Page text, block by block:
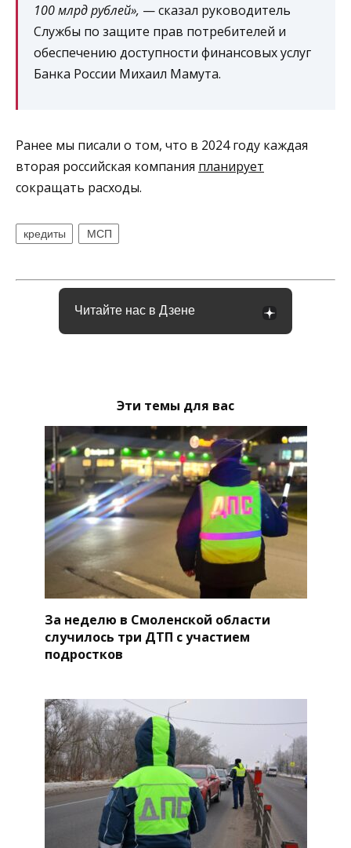
100 млрд рублей», — сказал руководитель
Службы по защите прав потребителей и
обеспечению доступности финансовых услуг
Банка России Михаил Мамута.
Ранее мы писали о том, что в 2024 году каждая
вторая российская компания планирует
сокращать расходы.
кредиты МСП
Читайте нас в Дзене
Эти темы для вас
За неделю в Смоленской области
случилось три ДТП с участием
подростков